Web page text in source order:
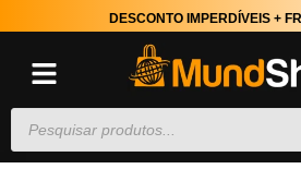
DESCONTO IMPERDÍVEIS +